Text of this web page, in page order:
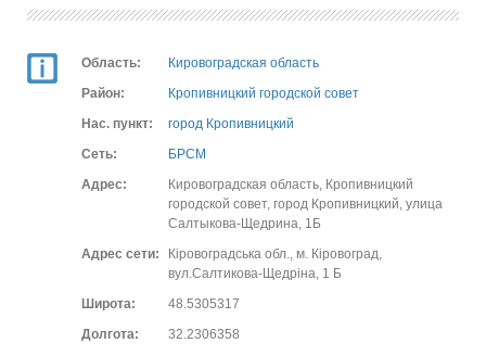
Область:
Кировоградская область
Район:
Кропивницкий городской совет
Нас. пункт:
город Кропивницкий
Сеть:
БРСМ
Адрес:
Кировоградская область, Кропивницкий
городской совет, город Кропивницкий, улица
Салтыкова-Щедрина, 1Б
Адрес сети:
Кіровоградська обл., м. Кіровоград,
вул.Салтикова-Щедріна, 1 Б
Широта:
48.5305317
Долгота:
32.2306358